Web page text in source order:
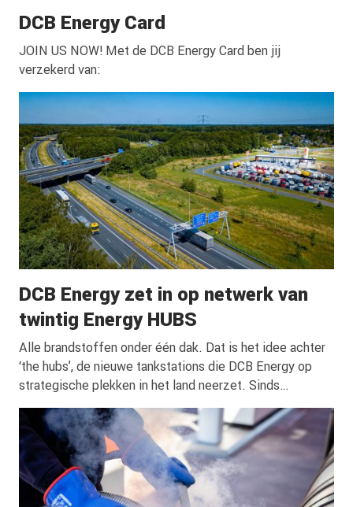
DCB Energy Card
JOIN US NOW! Met de DCB Energy Card ben jij
verzekerd van:
DCB Energy zet in op netwerk van
twintig Energy HUBS
Alle brandstoffen onder één dak. Dat is het idee achter
‘the hubs’, de nieuwe tankstations die DCB Energy op
strategische plekken in het land neerzet. Sinds
afgelopen maart kunnen klanten terecht bij de nieuwste
locatie op bedrijventerrein Westermaat De Veldkamp in
Borne, direct aan de snelwegen A1 en A35. “Onze
ambitie is groots. De nieuwe … <a
href="https://dcbenergy.nl/dcb-energy-zet-in-op-
netwerk-van-twintig-energy-hubs/">Continued</a>